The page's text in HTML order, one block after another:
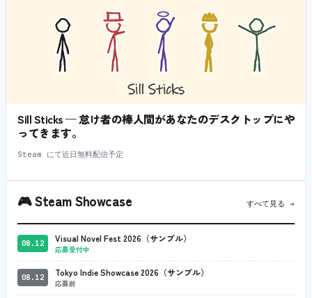
Sill Sticks — 怠け者の棒人間があなたのデスクトップにや
ってきます。
Steam にて近日無料配信予定
🎮Steam Showcase すべて見る →
08.12 Visual Novel Fest 2026（サンプル）
応募受付中
08.12 Tokyo Indie Showcase 2026（サンプル）
応募前